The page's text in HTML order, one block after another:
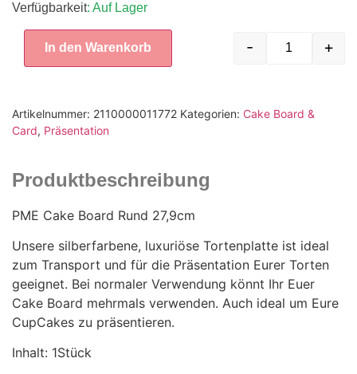
Verfügbarkeit: Auf Lager
- +
In den Warenkorb
Artikelnummer: 2110000011772 Kategorien: Cake Board &
Card, Präsentation
Produktbeschreibung
PME Cake Board Rund 27,9cm
Unsere silberfarbene, luxuriöse Tortenplatte ist ideal
zum Transport und für die Präsentation Eurer Torten
geeignet. Bei normaler Verwendung könnt Ihr Euer
Cake Board mehrmals verwenden. Auch ideal um Eure
CupCakes zu präsentieren.
Inhalt: 1Stück